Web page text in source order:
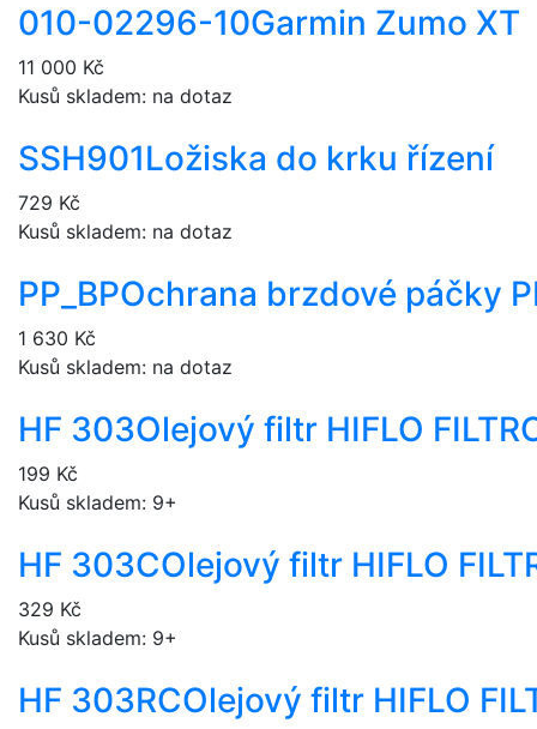
010-02296-10Garmin Zumo XT
11 000 Kč
Kusů skladem: na dotaz
SSH901Ložiska do krku řízení
729 Kč
Kusů skladem: na dotaz
PP_BPOchrana brzdové páčky
1 630 Kč
Kusů skladem: na dotaz
HF 303Olejový filtr HIFLO
199 Kč
Kusů skladem: 9+
HF 303COlejový filtr HIFLO
329 Kč
Kusů skladem: 9+
HF 303RCOlejový filtr HIFLO